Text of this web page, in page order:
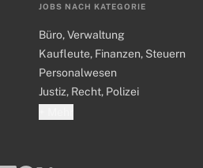
JOBS NACH KATEGORIE
Büro, Verwaltung
Kaufleute, Finanzen, Steuern
Personalwesen
Justiz, Recht, Polizei